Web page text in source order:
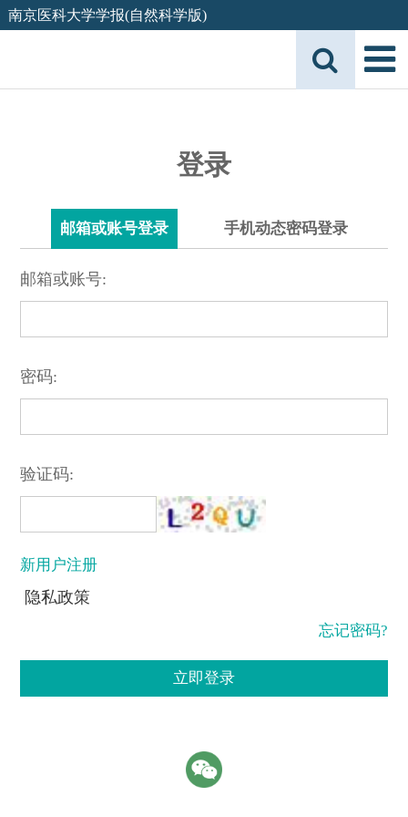
南京医科大学学报(自然科学版)
登录
邮箱或账号登录 手机动态密码登录
邮箱或账号:
密码:
验证码:
新用户注册
隐私政策
忘记密码?
立即登录